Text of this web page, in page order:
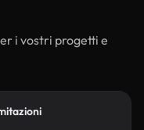
i vostri progetti e